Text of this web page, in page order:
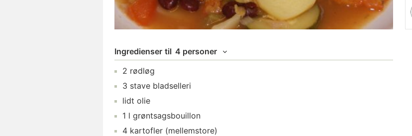
Ingredienser til 4 personer
2 rødløg
3 stave bladselleri
lidt olie
1 l grøntsagsbouillon
4 kartofler (mellemstore)